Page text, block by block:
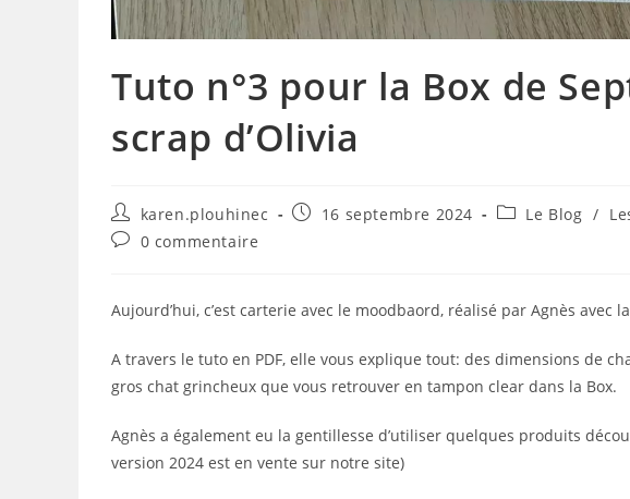
Tuto n°3 pour la Box de
scrap d’Olivia
Auteur/autrice
de
la
karen.plouhinec
Publication
16 septembre 2024
PostLe Blog /
Commentaires
publication :
0 commentaire
Aujourd’hui, c’est carterie avec le moodbaord, réalisé par Agnès avec
A travers le tuto en PDF, elle vous explique tout: des dimensions de
gros chat grincheux que vous retrouver en tampon clear dans la Box.
Agnès a également eu la gentillesse d’utiliser quelques produits
version 2024 est en vente sur notre site)